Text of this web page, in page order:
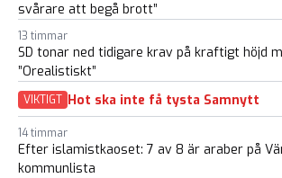
svårare att begå brott”
13 timmar
SD tonar ned tidigare krav på kraftigt höjd
”Orealistiskt”
VIKTIGT Hot ska inte få tysta Samnytt
14 timmar
Efter islamistkaoset: 7 av 8 är araber på
kommunlista